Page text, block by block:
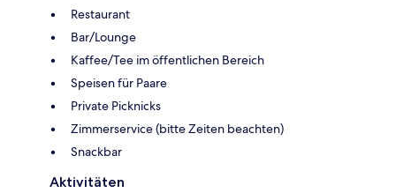
Restaurant
Bar/Lounge
Kaffee/Tee im öffentlichen Bereich
Speisen für Paare
Private Picknicks
Zimmerservice (bitte Zeiten beachten)
Snackbar
Aktivitäten